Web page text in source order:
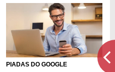
PIADAS DO GOOGLE